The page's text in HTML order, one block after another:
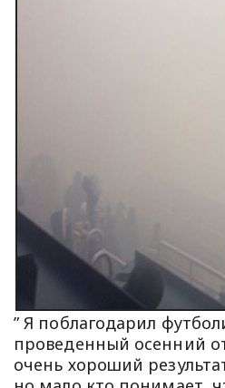
” Я поблагодарил
проведенный осенний
очень хороший